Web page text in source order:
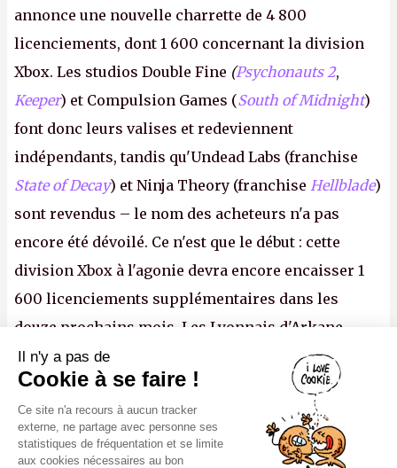
annonce une nouvelle charrette de 4 800
licenciements, dont 1 600 concernant la division
Xbox. Les studios Double Fine (Psychonauts 2,
Keeper) et Compulsion Games (South of Midnight)
font donc leurs valises et redeviennent
indépendants, tandis qu'Undead Labs (franchise
State of Decay) et Ninja Theory (franchise Hellblade)
sont revendus – le nom des acheteurs n'a pas
encore été dévoilé. Ce n'est que le début : cette
division Xbox à l'agonie devra encore encaisser 1
600 licenciements supplémentaires dans les
douze prochains mois. Les Lyonnais d'Arkane
(Dishonored, Deathloop
) pourraient faire partie des
prochaines victimes, puisque Microsoft a confirmé
vouloir se séparer du studio.
Canard PC
Kiosque numérique
Boutique
Il n'y a pas de
Cookie à se faire !
Ce site n'a recours à aucun tracker
externe, ne partage avec personne ses
statistiques de fréquentation et se limite
aux cookies nécessaires au bon